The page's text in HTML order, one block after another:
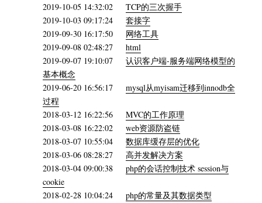
2019-10-05 14:32:02 TCP的三次握手
2019-10-03 09:17:24 套接字
2019-09-30 16:17:50 网络工具
2019-09-08 02:48:27 html
2019-09-07 19:10:07 认识客户端-服务端网络模型的
基本概念
2019-06-20 16:56:17 mysql从myisam迁移到innodb全
过程
2018-03-12 16:22:56 MVC的工作原理
2018-03-08 16:22:02 web资源防盗链
2018-03-07 10:55:04 数据库缓存层的优化
2018-03-06 08:28:27 高并发解决方案
2018-03-04 09:00:38 php的会话控制技术 session与
cookie
2018-02-28 10:04:24 php的常量及其数据类型